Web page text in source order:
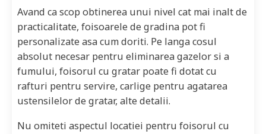
Avand ca scop obtinerea unui nivel cat mai inalt de
practicalitate, foisoarele de gradina pot fi
personalizate asa cum doriti. Pe langa cosul
absolut necesar pentru eliminarea gazelor si a
fumului, foisorul cu gratar poate fi dotat cu
rafturi pentru servire, carlige pentru agatarea
ustensilelor de gratar, alte detalii.
Nu omiteti aspectul locatiei pentru foisorul cu